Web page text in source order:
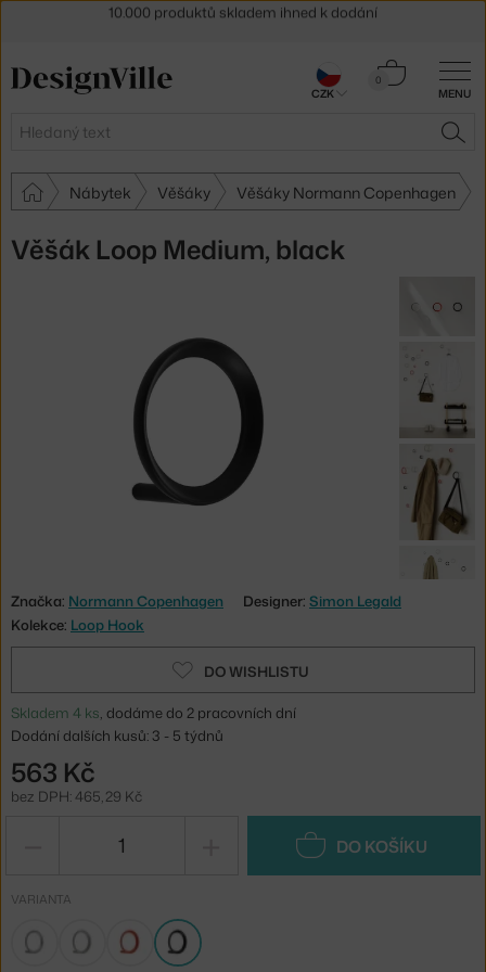
MENU
Hledat
0
Košík
Nábytek Věšáky Věšáky Normann Copenhagen
Věšák Loop Medium, black
Značka: Normann Copenhagen Designer: Simon Legald
Kolekce: Loop Hook
DO WISHLISTU
Skladem 4 ks, dodáme do 2 pracovních dní
Dodání dalších kusů: 3 - 5 týdnů
563 Kč
bez DPH: 465,29 Kč
DO KOŠÍKU
VARIANTA
30 dní na vrácení zboží
CZK